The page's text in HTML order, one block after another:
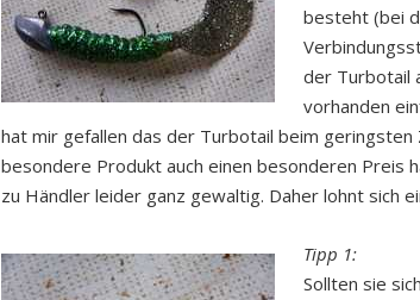
besteht (bei
der Turbotail
vorhanden
hat mir gefallen das der Turbotail beim geringsten
besondere Produkt auch einen besonderen Preis
zu Händler leider ganz gewaltig. Daher lohnt sich
Tipp 1:
Sollten sie